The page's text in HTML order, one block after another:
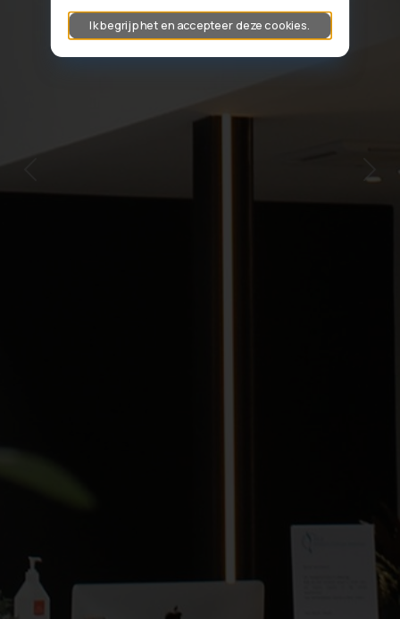
Next
Ik begrijp het en accepteer deze cookies.